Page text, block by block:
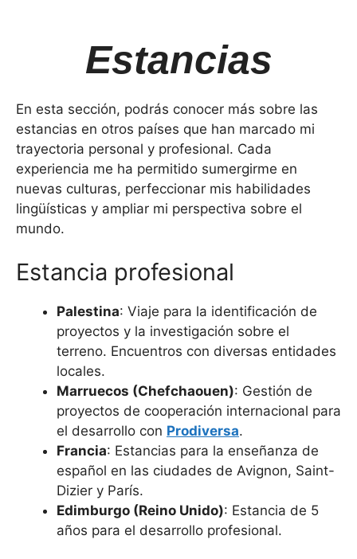
Estancias
En esta sección, podrás conocer más sobre las
estancias en otros países que han marcado mi
trayectoria personal y profesional. Cada
experiencia me ha permitido sumergirme en
nuevas culturas, perfeccionar mis habilidades
lingüísticas y ampliar mi perspectiva sobre el
mundo.
Estancia profesional
Palestina: Viaje para la identificación de
proyectos y la investigación sobre el
terreno. Encuentros con diversas entidades
locales.
Marruecos (Chefchaouen): Gestión de
proyectos de cooperación internacional para
el desarrollo con Prodiversa.
Francia: Estancias para la enseñanza de
español en las ciudades de Avignon, Saint-
Dizier y París.
Edimburgo (Reino Unido): Estancia de 5
años para el desarrollo profesional.